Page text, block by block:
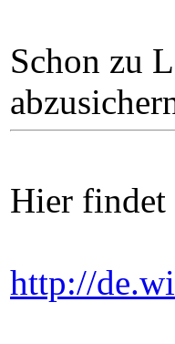
Schon zu
Hier findet
http://